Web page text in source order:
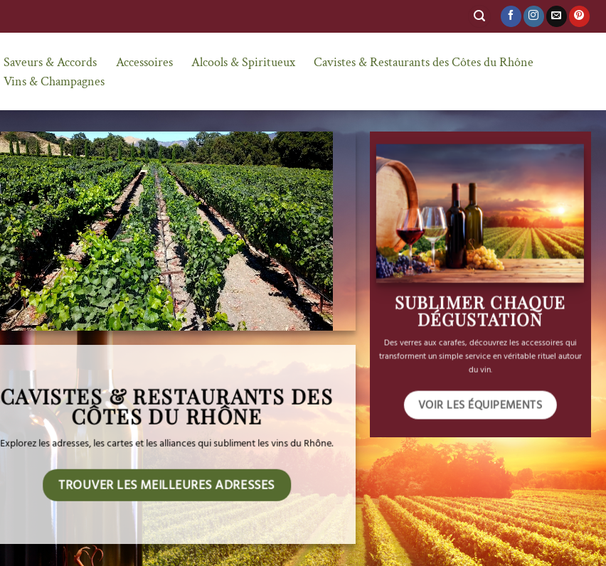
Saveurs & Accords Accessoires Alcools & Spiritueux
Cavistes & Restaurants des Côtes du Rhône
Vins & Champagnes
SUBLIMER CHAQUE
DÉGUSTATION
Des verres aux carafes, découvrez les accessoires qui
transforment un simple service en véritable rituel autour
du vin.
VOIR LES ÉQUIPEMENTS
CAVISTES & RESTAURANTS DES
CÔTES DU RHÔNE
Explorez les adresses, les cartes et les alliances qui subliment les vins du Rhône.
TROUVER LES MEILLEURES ADRESSES